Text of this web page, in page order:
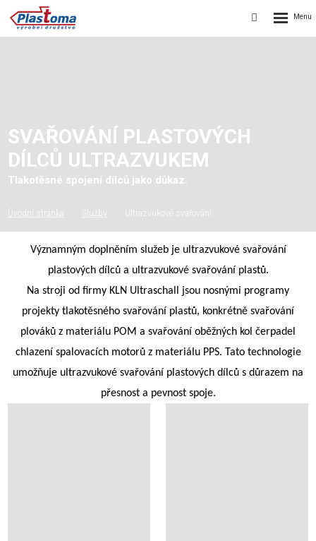
Vyhledávání
SVAŘOVÁNÍ PLASTOVÝCH
DÍLCŮ ULTRAZVUKEM
Tlakotěsné spojení dílců jako důkaz.
Úvodní stránka Služby Ultrazvukové svařování
Významným doplněním služeb je ultrazvukové svařování
plastových dílců a ultrazvukové svařování plastů.
Na stroji od firmy KLN Ultraschall jsou nosnými programy
projekty tlakotěsného svařování plastů, konkrétně svařování
plováků z materiálu POM a svařování oběžných kol čerpadel
chlazení spalovacích motorů z materiálu PPS. Tato technologie
umožňuje ultrazvukové svařování plastových dílců s důrazem na
přesnost a pevnost spoje.